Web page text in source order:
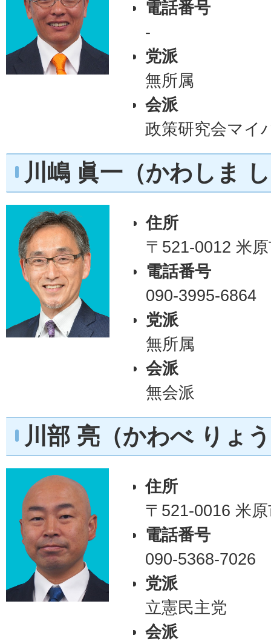
電話番号
-
党派
無所属
会派
政策研究会マイ
川嶋 眞一（かわしま
住所
〒521-0012 米
電話番号
090-3995-6864
党派
無所属
会派
無会派
川部 亮（かわべ りょ
住所
〒521-0016 米
電話番号
090-5368-7026
党派
立憲民主党
会派